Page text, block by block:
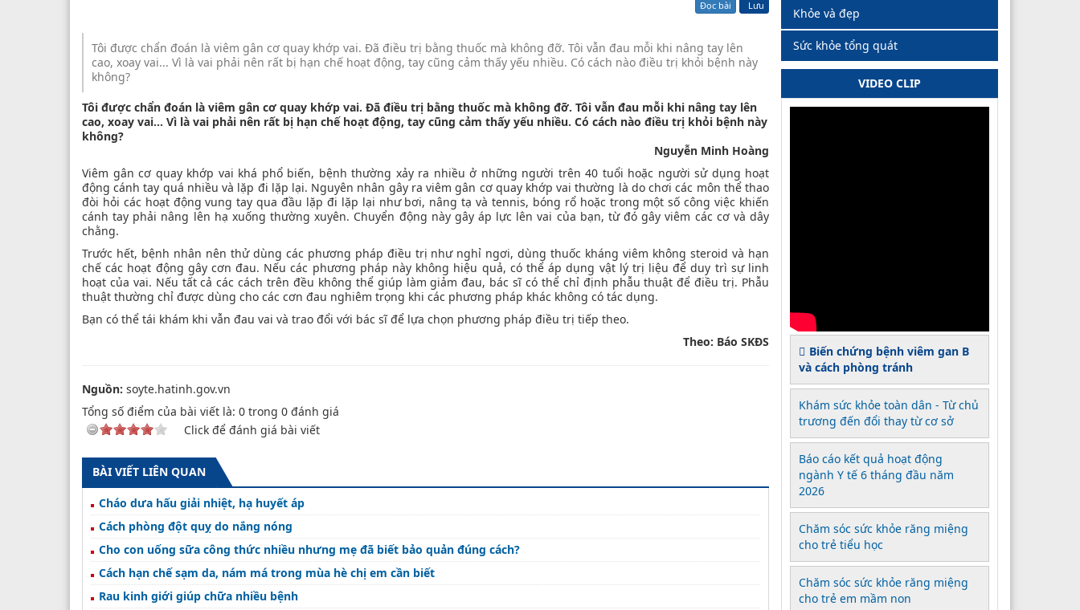
Đọc bài Lưu
Tôi được chẩn đoán là viêm gân cơ quay khớp vai. Đã điều trị bằng thuốc mà không đỡ. Tôi vẫn đau mỗi khi nâng tay lên
cao, xoay vai... Vì là vai phải nên rất bị hạn chế hoạt động, tay cũng cảm thấy yếu nhiều. Có cách nào điều trị khỏi bệnh này
không?
Tôi được chẩn đoán là viêm gân cơ quay khớp vai. Đã điều trị bằng thuốc mà không đỡ. Tôi vẫn đau mỗi khi nâng tay lên
cao, xoay vai... Vì là vai phải nên rất bị hạn chế hoạt động, tay cũng cảm thấy yếu nhiều. Có cách nào điều trị khỏi bệnh này
không?
Nguyễn Minh Hoàng
Viêm gân cơ quay khớp vai khá phổ biến, bệnh thường xảy ra nhiều ở những người trên 40 tuổi hoặc người sử dụng hoạt
động cánh tay quá nhiều và lặp đi lặp lại. Nguyên nhân gây ra viêm gân cơ quay khớp vai thường là do chơi các môn thể thao
đòi hỏi các hoạt động vung tay qua đầu lặp đi lặp lại như bơi, nâng tạ và tennis, bóng rổ hoặc trong một số công việc khiến
cánh tay phải nâng lên hạ xuống thường xuyên. Chuyển động này gây áp lực lên vai của bạn, từ đó gây viêm các cơ và dây
chằng.
Trước hết, bệnh nhân nên thử dùng các phương pháp điều trị như nghỉ ngơi, dùng thuốc kháng viêm không steroid và hạn
chế các hoạt động gây cơn đau. Nếu các phương pháp này không hiệu quả, có thể áp dụng vật lý trị liệu để duy trì sự linh
hoạt của vai. Nếu tất cả các cách trên đều không thể giúp làm giảm đau, bác sĩ có thể chỉ định phẫu thuật để điều trị. Phẫu
thuật thường chỉ được dùng cho các cơn đau nghiêm trọng khi các phương pháp khác không có tác dụng.
Bạn có thể tái khám khi vẫn đau vai và trao đổi với bác sĩ để lựa chọn phương pháp điều trị tiếp theo.
Theo: Báo SKĐS
Nguồn: soyte.hatinh.gov.vn
Tổng số điểm của bài viết là: 0 trong 0 đánh giá
Click để đánh giá bài viết
BÀI VIẾT LIÊN QUAN
Cháo dưa hấu giải nhiệt, hạ huyết áp
Cách phòng đột quỵ do nắng nóng
Cho con uống sữa công thức nhiều nhưng mẹ đã biết bảo quản đúng cách?
Cách hạn chế sạm da, nám má trong mùa hè chị em cần biết
Rau kinh giới giúp chữa nhiều bệnh
Khỏe và đẹp
Sức khỏe tổng quát
VIDEO CLIP
Biến chứng bệnh viêm gan B
và cách phòng tránh
Khám sức khỏe toàn dân - Từ chủ
trương đến đổi thay từ cơ sở
Báo cáo kết quả hoạt động
ngành Y tế 6 tháng đầu năm
2026
Chăm sóc sức khỏe răng miệng
cho trẻ tiểu học
Chăm sóc sức khỏe răng miệng
cho trẻ em mầm non